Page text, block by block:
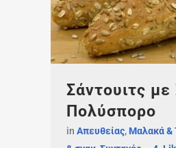
Σάντουιτς
Πολύσπορο
in Απευθείας, Μαλακά &